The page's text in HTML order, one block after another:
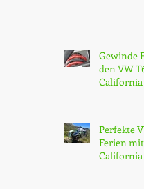
Gewinde
den VW
Perfekte
Ferien